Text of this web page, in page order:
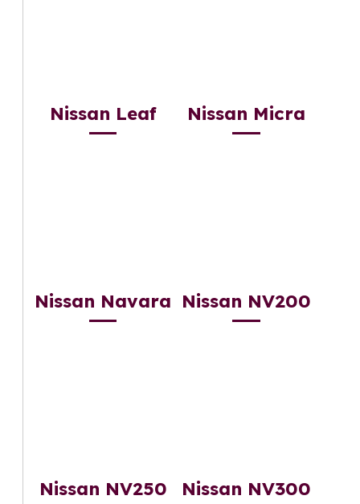
Nissan Leaf Nissan Micra
Nissan Navara Nissan NV200
Nissan NV250 Nissan NV300